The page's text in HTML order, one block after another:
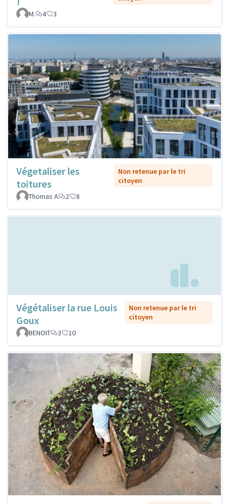
M.
4 3
Végetaliser les
toitures
Non retenue par le tri
citoyen
Thomas A
2 8
Végétaliser la rue Louis
Goux
Non retenue par le tri
citoyen
BENOIT
3 10